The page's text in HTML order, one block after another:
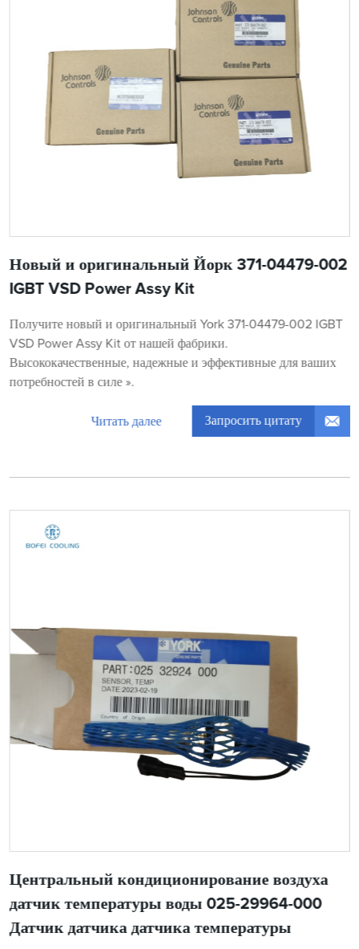
Новый и оригинальный Йорк 371-04479-002
IGBT VSD Power Assy Kit
Получите новый и оригинальный York 371-04479-002 IGBT
VSD Power Assy Kit от нашей фабрики.
Высококачественные, надежные и эффективные для ваших
потребностей в силе ».
Читать далее Запросить цитату
Центральный кондиционирование воздуха
датчик температуры воды 025-29964-000
Датчик датчика датчика температуры